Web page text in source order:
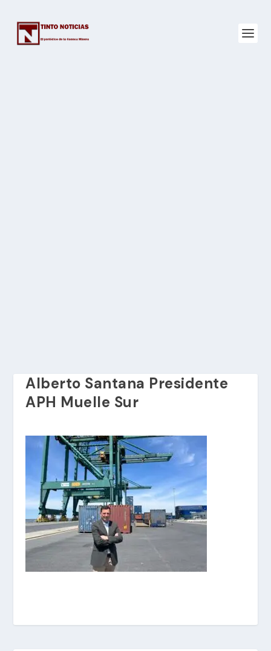
Alberto Santana Presidente
APH Muelle Sur